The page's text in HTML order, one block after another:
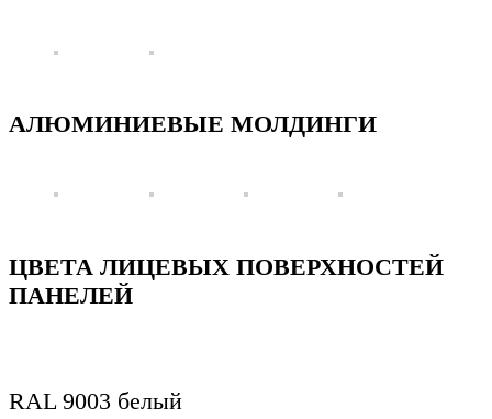
АЛЮМИНИЕВЫЕ МОЛДИНГИ
ЦВЕТА ЛИЦЕВЫХ ПОВЕРХНОСТЕЙ
ПАНЕЛЕЙ
RAL 9003 белый